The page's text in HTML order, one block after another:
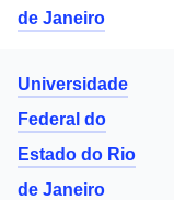
de Janeiro
Universidade
Federal do
Estado do Rio
de Janeiro